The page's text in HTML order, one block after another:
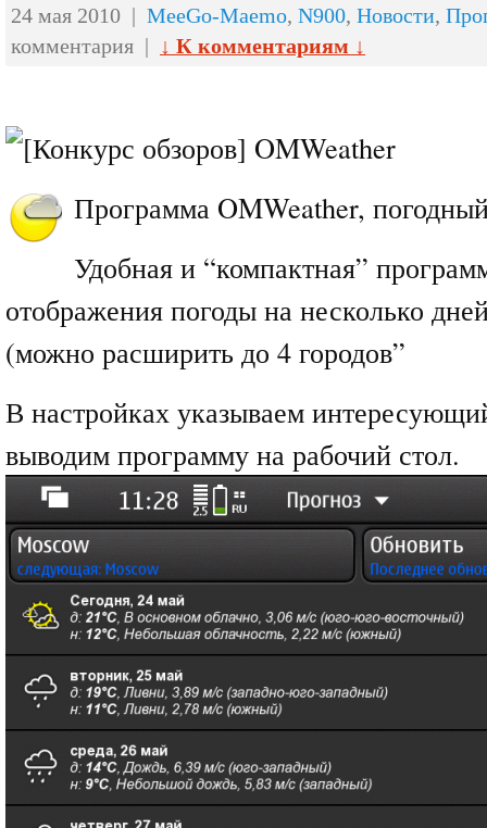
24 мая 2010 | MeeGo-Maemo, N900, Новости,
комментария | ↓ К комментариям ↓
Программа OMWeather,
Удобная и “компактная”
отображения погоды на несколько
(можно расширить до 4 городов”
В настройках указываем
выводим программу на рабочий стол.